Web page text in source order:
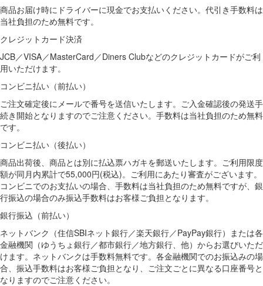
商品お届け時にドライバーに現金でお支払いください。代引き手数料は
当社負担のため無料です。
クレジットカード決済
JCB／VISA／MasterCard／Diners Clubなどのクレジットカードがご利
用いただけます。
コンビニ払い（前払い）
ご注文確定後にメールで番号を送信いたします。ご入金確認後の発送手
続き開始となりますのでご注意ください。手数料は当社負担のため無料
です。
コンビニ払い（後払い）
商品出荷後、商品とは別に払込票ハガキを郵送いたします。ご利用限度
額が同月内累計で55,000円(税込)。ご利用にあたり審査がございます。
コンビニでのお支払いの場合、手数料は当社負担のため無料ですが、銀
行振込の場合のみ振込手数料はお客様ご負担となります。
銀行振込（前払い）
ネットバンク（住信SBIネット銀行／楽天銀行／PayPay銀行）または各
金融機関（ゆうちょ銀行／都市銀行／地方銀行、他）からお選びいただ
けます。ネットバンクは手数料無料です。各金融機関でのお振込みの場
合、振込手数料はお客様ご負担となり、ご注文ごとに異なる口座番号と
なりますのでご注意ください。